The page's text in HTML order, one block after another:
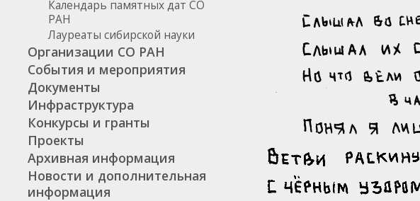
Календарь памятных дат СО
РАН
Лауреаты сибирской науки
Организации СО РАН
События и мероприятия
Документы
Инфраструктура
Конкурсы и гранты
Проекты
Архивная информация
Новости и дополнительная
информация